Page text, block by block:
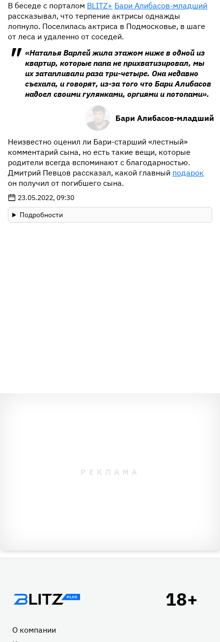
В беседе с порталом BLITZ+ Бари Алибасов-младший
рассказывал, что терпение актрисы однажды
лопнуло. Поселилась актриса в Подмосковье, в шаге
от леса и удаленно от соседей.
«Наталья Варлей жила этажом ниже в одной из
квартир, которые папа не прихватизировал, мы
их затапливали раза три-четыре. Она недавно
съехала, и говорят, из-за того что Бари Алибасов
надоел своими гулянками, оргиями и потопами».
Бари Алибасов-младший
Неизвестно оценил ли Бари-старший «лестный»
комментарий сына, но есть такие вещи, которые
родители всегда вспоминают с благодарностью.
Дмитрий Певцов рассказал, какой главный подарок
он получил от погибшего сына.
23.05.2022, 09:30
Подробности
Подвал
О компании